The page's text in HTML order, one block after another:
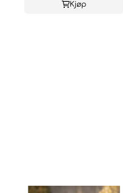
Kjøp